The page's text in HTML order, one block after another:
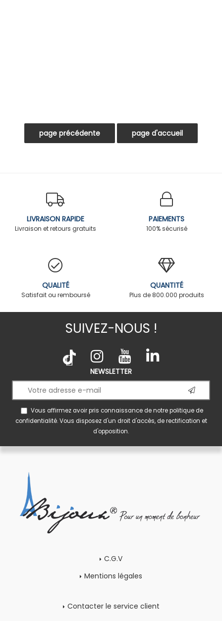
LIVRAISON RAPIDE
Livraison et retours gratuits
PAIEMENTS
100% sécurisé
QUALITÉ
Satisfait ou remboursé
QUANTITÉ
Plus de 800.000 produits
SUIVEZ-NOUS !
NEWSLETTER
Vous affirmez avoir pris connaissance de notrepolitique de
confidentialité. Vous disposez d'un droit d'accès, de rectification et
d'opposition.
C.G.V
Mentions légales
Contacter le service client